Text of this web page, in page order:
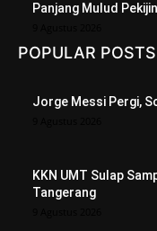
Panjang Mulud
POPULAR POSTS
Jorge Messi Pergi,
KKN UMT Sulap
Tangerang